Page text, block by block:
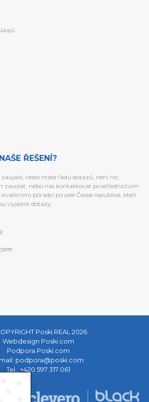
ŘEŠENÍ?
zaujalo, nebo máte řadu dotazů, není nic
zavolat, nebo nás kontaktovat prostřednictvím
poradci po celé České republice, kteří
vyjasnit dotazy.
Poski REAL 2026
Webdesign Poski.com
Podpora Poski.com
podpora@poski.com
Tel.: +420 597 317 061